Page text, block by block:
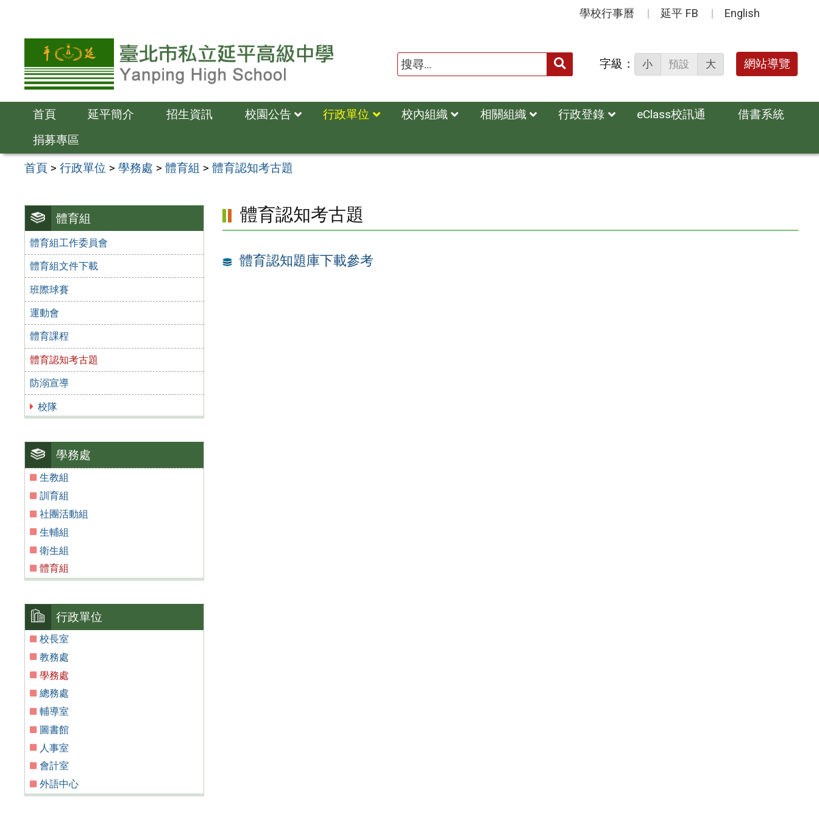
容
學校行事曆 延平 FB English
送出 字級： 小 預設 大 網站導覽
首頁 延平簡介 招生資訊 校園公告 行政單位 校內組織 相關組織 行政登錄 eClass校訊通
借書系統
捐募專區
首頁 >行政單位 >學務處 >體育組 >體育認知考古題
體育組
體育組工作委員會
體育組文件下載
班際球賽
運動會
體育課程
體育認知考古題
防溺宣導
校隊
學務處
生教組
訓育組
社團活動組
生輔組
衛生組
體育組
行政單位
校長室
教務處
學務處
總務處
輔導室
圖書館
人事室
會計室
外語中心
體育認知考古題
體育認知題庫下載參考